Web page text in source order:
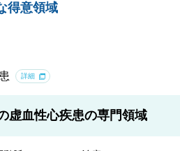
得意領域
詳細
虚血性心疾患の専門領域